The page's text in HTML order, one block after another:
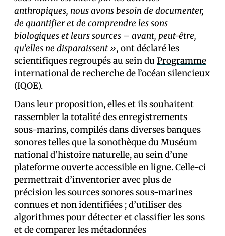
anthropiques, nous avons besoin de documenter,
de quantifier et de comprendre les sons
biologiques et leurs sources – avant, peut-être,
qu’elles ne disparaissent », ont déclaré les
scientifiques regroupés au sein du Programme
international de recherche de l’océan silencieux
(IQOE).
Dans leur proposition, elles et ils souhaitent
rassembler la totalité des enregistrements
sous-marins, compilés dans diverses banques
sonores telles que la sonothèque du Muséum
national d’histoire naturelle, au sein d’une
plateforme ouverte accessible en ligne. Celle-ci
permettrait d’inventorier avec plus de
précision les sources sonores sous-marines
connues et non identifiées ; d’utiliser des
algorithmes pour détecter et classifier les sons
et de comparer les métadonnées